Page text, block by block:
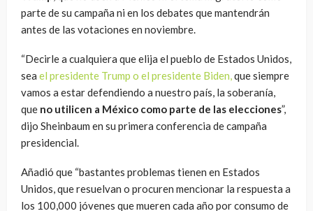
parte de su campaña ni en los debates que mantendrán
antes de las votaciones en noviembre.
“Decirle a cualquiera que elija el pueblo de Estados Unidos,
sea el presidente Trump o el presidente Biden,que siempre
vamos a estar defendiendo a nuestro país, la soberanía,
que no utilicen a México como parte de las elecciones”,
dijo Sheinbaum en su primera conferencia de campaña
presidencial.
Añadió que “bastantes problemas tienen en Estados
Unidos, que resuelvan o procuren mencionar la respuesta a
los 100,000 jóvenes que mueren cada año por consumo de